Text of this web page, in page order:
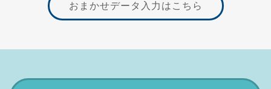
おまかせデータ入力はこちら